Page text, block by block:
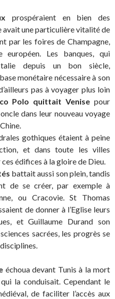
prospéraient en bien des
avait une particulière vitalité de
par les foires de Champagne,
européen. Les banques, qui
depuis un bon siècle,
monétaire nécessaire à son
pas à voyager plus loin
Polo quittait Venise pour
dans leur nouveau voyage
gothiques étaient à peine
et dans toute les villes
édifices à la gloire de Dieu.
battait aussi son plein, tandis
de se créer, par exemple à
ou Cracovie. St Thomas
de donner à l’Eglise leurs
et Guillaume Durand son
sacrées, les progrès se
échoua devant Tunis à la mort
la conduisait. Cependant le
de faciliter l’accès aux